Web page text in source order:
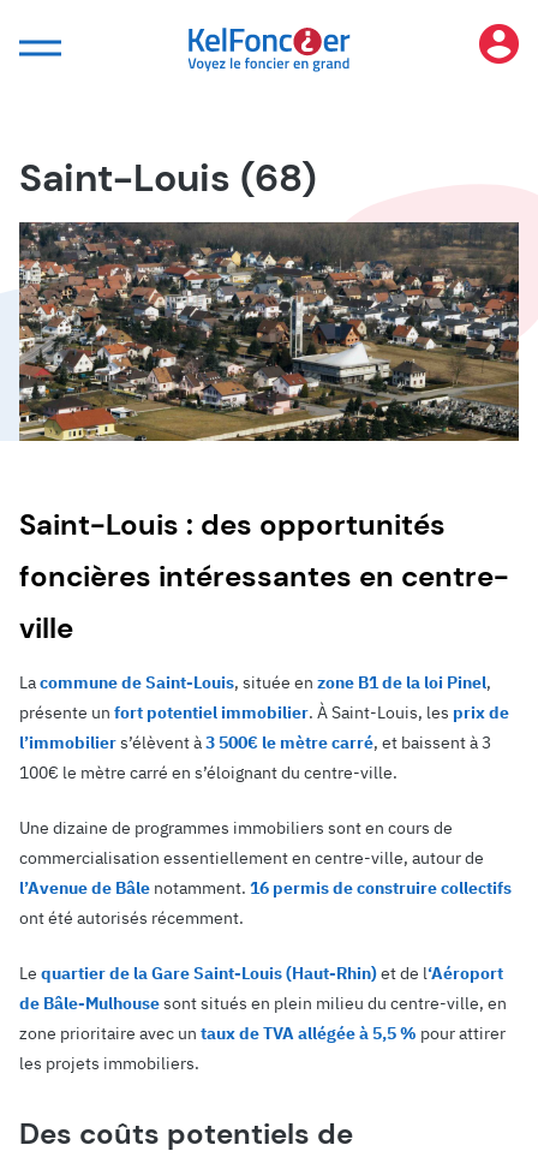
Saint-Louis (68)
Saint-Louis : des opportunités
foncières intéressantes en centre-
ville
Lacommune de Saint-Louis, située en zone B1 de la loi Pinel,
présente un fort potentiel immobilier. À Saint-Louis, les prix de
l’immobiliers’élèvent à3 500€ le mètre carré, et baissent à 3
100€ le mètre carré en s’éloignant du centre-ville.
Une dizaine de programmes immobiliers sont en cours de
commercialisation essentiellement en centre-ville, autour de
l’Avenue de Bâle notamment. 16 permis de construire collectifs
ont été autorisés récemment.
Le quartier de la Gare Saint-Louis (Haut-Rhin)et de l‘Aéroport
de Bâle-Mulhousesont situés en plein milieu du centre-ville, en
zone prioritaire avec un taux de TVA allégée à 5,5 % pour attirer
les projets immobiliers.
Des coûts potentiels de